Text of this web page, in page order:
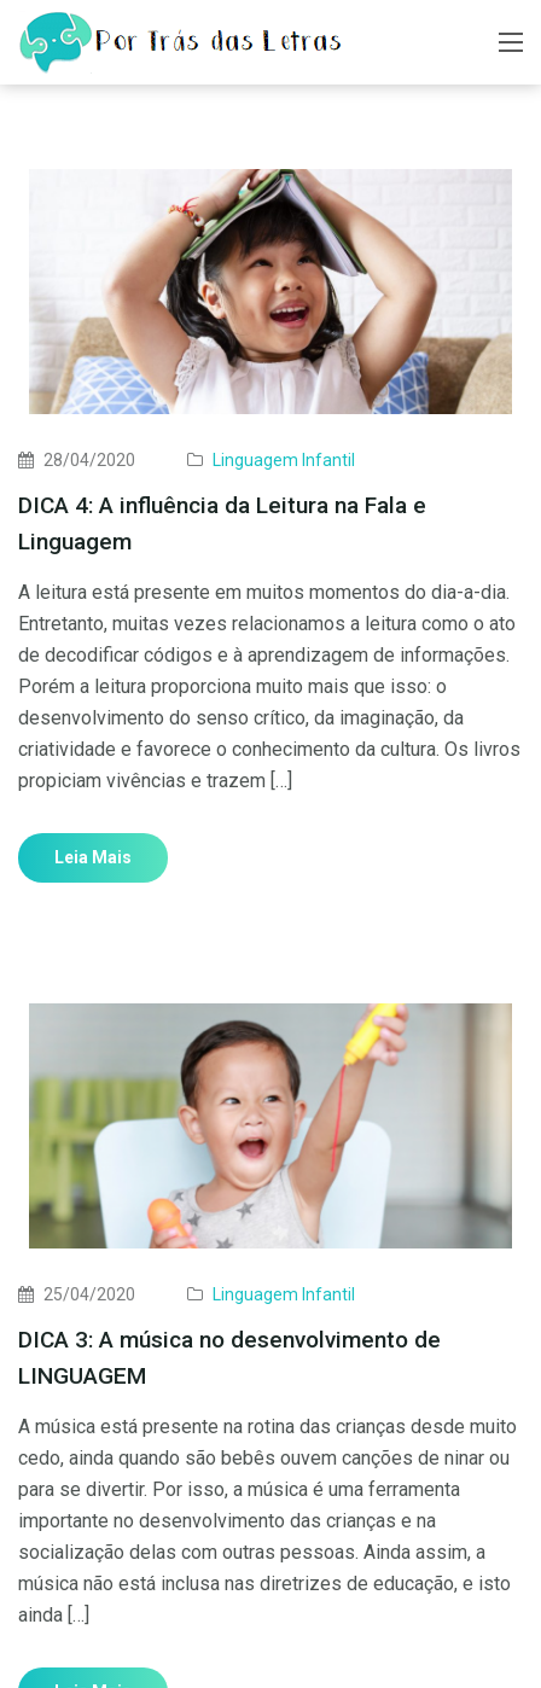
28/04/2020 Linguagem Infantil
DICA 4: A influência da Leitura na Fala e
Linguagem
A leitura está presente em muitos momentos do dia-a-dia.
Entretanto, muitas vezes relacionamos a leitura como o ato
de decodificar códigos e à aprendizagem de informações.
Porém a leitura proporciona muito mais que isso: o
desenvolvimento do senso crítico, da imaginação, da
criatividade e favorece o conhecimento da cultura. Os livros
propiciam vivências e trazem […]
Leia Mais
25/04/2020 Linguagem Infantil
DICA 3: A música no desenvolvimento de
LINGUAGEM
A música está presente na rotina das crianças desde muito
cedo, ainda quando são bebês ouvem canções de ninar ou
para se divertir. Por isso, a música é uma ferramenta
importante no desenvolvimento das crianças e na
socialização delas com outras pessoas. Ainda assim, a
música não está inclusa nas diretrizes de educação, e isto
ainda […]